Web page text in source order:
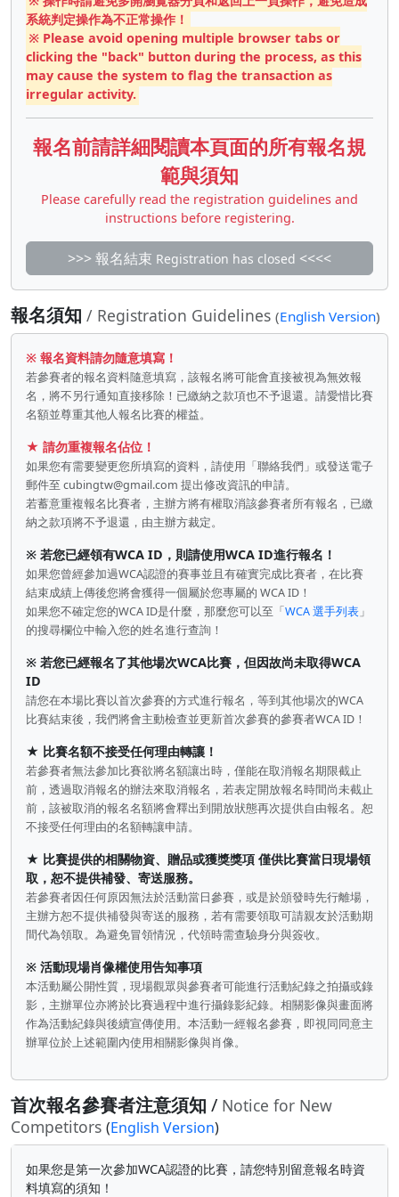
系統判定操作為不正常操作！
※ Please avoid opening multiple browser tabs or
clicking the "back" button during the process, as this
may cause the system to flag the transaction as
irregular activity.
報名前請詳細閱讀本頁面的所有報名規
範與須知
Please carefully read the registration guidelines and
instructions before registering.
>>> 報名結束 Registration has closed <<<<
報名須知 / Registration Guidelines (English Version)
※ 報名資料請勿隨意填寫！
若參賽者的報名資料隨意填寫，該報名將可能會直接被視為無效報
名，將不另行通知直接移除！已繳納之款項也不予退還。請愛惜比賽
名額並尊重其他人報名比賽的權益。
★ 請勿重複報名佔位！
如果您有需要變更您所填寫的資料，請使用「聯絡我們」或發送電子
郵件至 cubingtw@gmail.com 提出修改資訊的申請。
若蓄意重複報名比賽者，主辦方將有權取消該參賽者所有報名，已繳
納之款項將不予退還，由主辦方裁定。
※ 若您已經領有WCA ID，則請使用WCA ID進行報名！
如果您曾經參加過WCA認證的賽事並且有確實完成比賽者，在比賽
結束成績上傳後您將會獲得一個屬於您專屬的 WCA ID！
如果您不確定您的WCA ID是什麼，那麼您可以至「WCA 選手列表 」
的搜尋欄位中輸入您的姓名進行查詢！
※ 若您已經報名了其他場次WCA比賽，但因故尚未取得WCA
ID
請您在本場比賽以首次參賽的方式進行報名，等到其他場次的WCA
比賽結束後，我們將會主動檢查並更新首次參賽的參賽者WCA ID！
★ 比賽名額不接受任何理由轉讓！
若參賽者無法參加比賽欲將名額讓出時，僅能在取消報名期限截止
前，透過取消報名的辦法來取消報名，若表定開放報名時間尚未截止
前，該被取消的報名名額將會釋出到開放狀態再次提供自由報名。恕
不接受任何理由的名額轉讓申請。
★ 比賽提供的相關物資、贈品或獲獎獎項 僅供比賽當日現場領
取，恕不提供補發、寄送服務。
若參賽者因任何原因無法於活動當日參賽，或是於頒發時先行離場，
主辦方恕不提供補發與寄送的服務，若有需要領取可請親友於活動期
間代為領取。為避免冒領情況，代領時需查驗身分與簽收。
※ 活動現場肖像權使用告知事項
本活動屬公開性質，現場觀眾與參賽者可能進行活動紀錄之拍攝或錄
影，主辦單位亦將於比賽過程中進行攝錄影紀錄。相關影像與畫面將
作為活動紀錄與後續宣傳使用。本活動一經報名參賽，即視同同意主
辦單位於上述範圍內使用相關影像與肖像。
首次報名參賽者注意須知 / Notice for New
Competitors (English Version)
如果您是第一次參加WCA認證的比賽，請您特別留意報名時資
料填寫的須知！